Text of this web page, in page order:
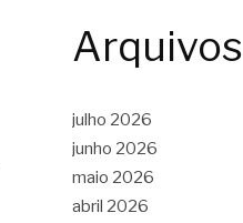
Arquivos
julho 2026
junho 2026
maio 2026
abril 2026